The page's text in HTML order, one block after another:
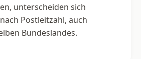
unterscheiden sich
Postleitzahl, auch
Bundeslandes.